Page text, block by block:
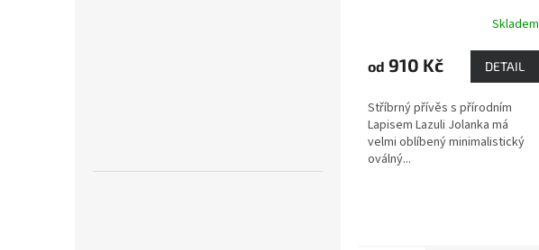
Skladem
od 910 Kč DETAIL
Stříbrný přívěs s přírodním
Lapisem Lazuli Jolanka má
velmi oblíbený minimalistický
oválný...